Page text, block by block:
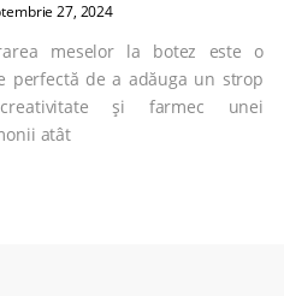
27, 2024
meselor la botez este o
perfectă de a adăuga un strop
și farmec unei
atât